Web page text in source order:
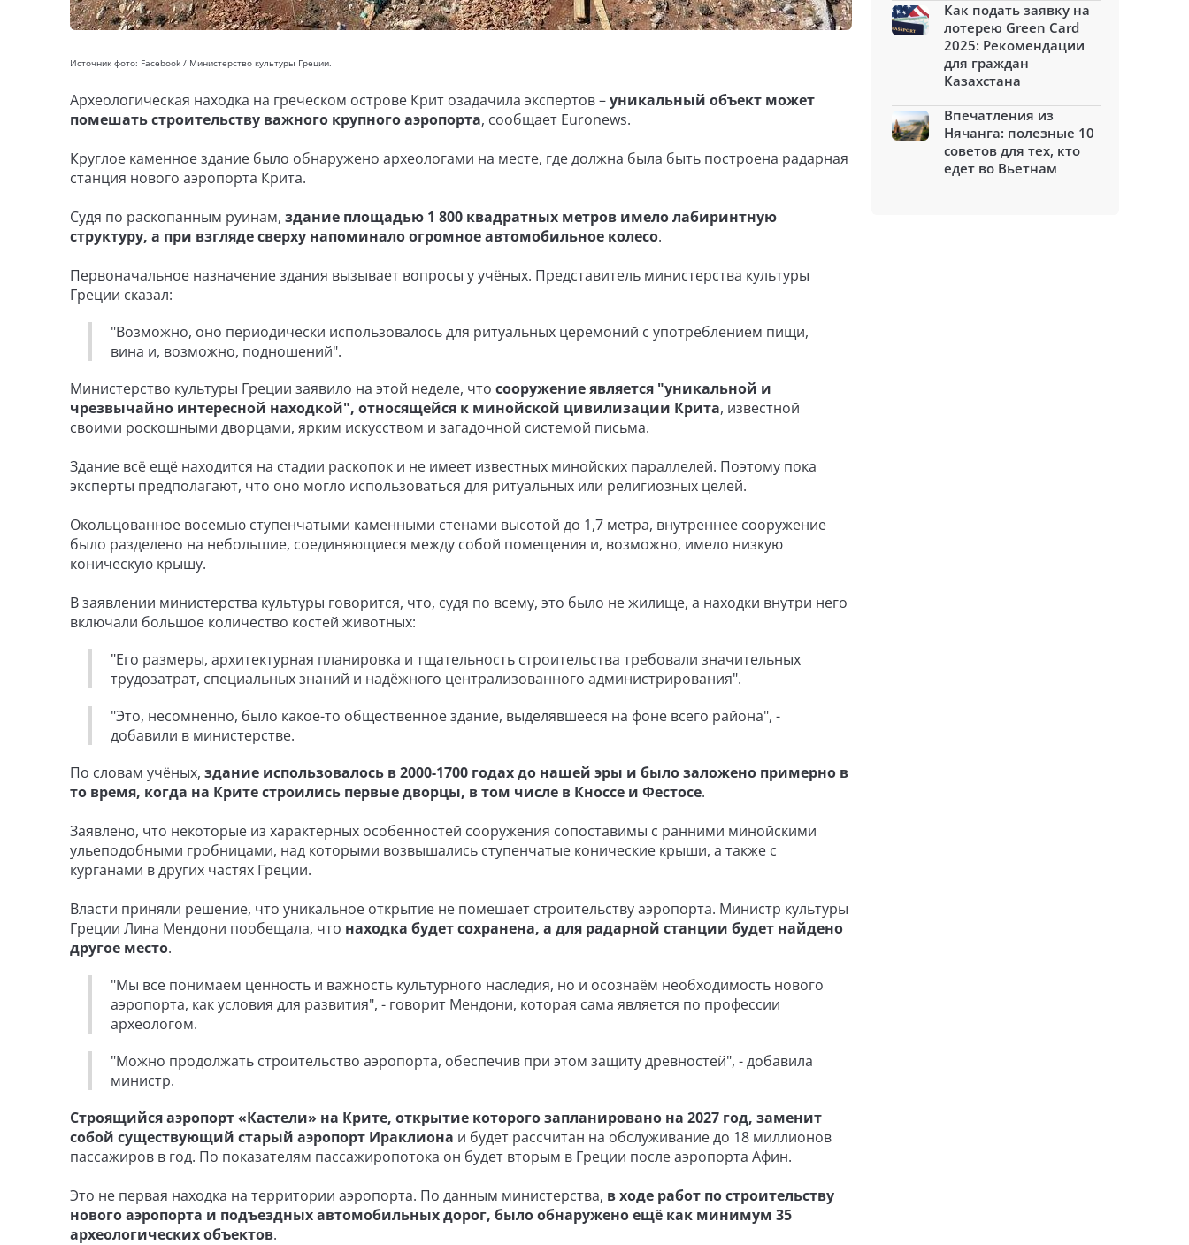
Источник фото: Facebook / Министерство культуры Греции.
Археологическая находка на греческом острове Крит озадачила экспертов –уникальный объект может
помешать строительству важного крупного аэропорта, сообщает Euronews.
Круглое каменное здание было обнаружено археологами на месте, где должна была быть построена радарная
станция нового аэропорта Крита.
Судя по раскопанным руинам, здание площадью 1 800 квадратных метров имело лабиринтную
структуру, а при взгляде сверху напоминало огромное автомобильное колесо.
Первоначальное назначение здания вызывает вопросы у учёных. Представитель министерства культуры
Греции сказал:
"Возможно, оно периодически использовалось для ритуальных церемоний с употреблением пищи,
вина и, возможно, подношений".
Министерство культуры Греции заявило на этой неделе, что сооружение является "уникальной и
чрезвычайно интересной находкой", относящейся к минойской цивилизации Крита, известной
своими роскошными дворцами, ярким искусством и загадочной системой письма.
Здание всё ещё находится на стадии раскопок и не имеет известных минойских параллелей. Поэтому пока
эксперты предполагают, что оно могло использоваться для ритуальных или религиозных целей.
Окольцованное восемью ступенчатыми каменными стенами высотой до 1,7 метра, внутреннее сооружение
было разделено на небольшие, соединяющиеся между собой помещения и, возможно, имело низкую
коническую крышу.
В заявлении министерства культуры говорится, что, судя по всему, это было не жилище, а находки внутри него
включали большое количество костей животных:
"Его размеры, архитектурная планировка и тщательность строительства требовали значительных
трудозатрат, специальных знаний и надёжного централизованного администрирования".
"Это, несомненно, было какое-то общественное здание, выделявшееся на фоне всего района", -
добавили в министерстве.
По словам учёных, здание использовалось в 2000-1700 годах до нашей эры и было заложено примерно в
то время, когда на Крите строились первые дворцы, в том числе в Кноссе и Фестосе.
Заявлено, что некоторые из характерных особенностей сооружения сопоставимы с ранними минойскими
ульеподобными гробницами, над которыми возвышались ступенчатые конические крыши, а также с
курганами в других частях Греции.
Власти приняли решение, что уникальное открытие не помешает строительству аэропорта. Министр культуры
Греции Лина Мендони пообещала, что находка будет сохранена, а для радарной станции будет найдено
другое место.
"Мы все понимаем ценность и важность культурного наследия, но и осознаём необходимость нового
аэропорта, как условия для развития", - говорит Мендони, которая сама является по профессии
археологом.
"Можно продолжать строительство аэропорта, обеспечив при этом защиту древностей", - добавила
министр.
Строящийся аэропорт «Кастели» на Крите, открытие которого запланировано на 2027 год, заменит
собой существующий старый аэропорт Ираклиона и будет рассчитан на обслуживание до 18 миллионов
пассажиров в год. По показателям пассажиропотока он будет вторым в Греции после аэропорта Афин.
Это не первая находка на территории аэропорта. По данным министерства, в ходе работ по строительству
нового аэропорта и подъездных автомобильных дорог, было обнаружено ещё как минимум 35
археологических объектов.
Как подать заявку на
лотерею Green Card
2025: Рекомендации
для граждан
Казахстана
Впечатления из
Нячанга: полезные 10
советов для тех, кто
едет во Вьетнам